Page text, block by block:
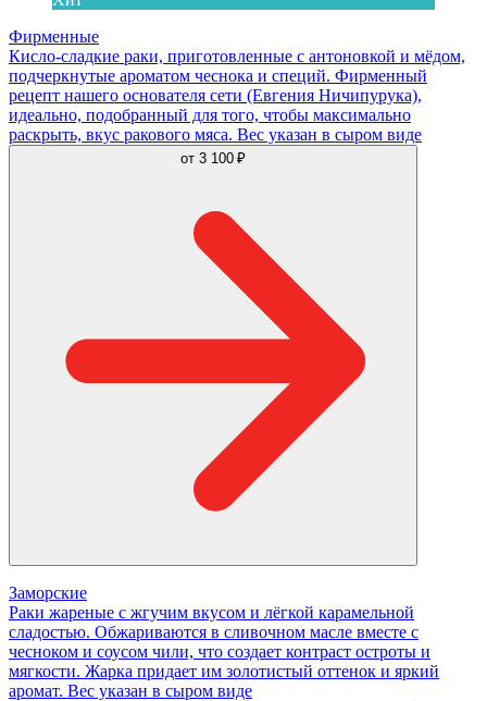
Фирменные
Кисло-сладкие раки, приготовленные с антоновкой и мёдом,
подчеркнутые ароматом чеснока и специй. Фирменный
рецепт нашего основателя сети (Евгения Ничипурука),
идеально, подобранный для того, чтобы максимально
раскрыть, вкус ракового мяса. Вес указан в сыром виде
от 3 100 ₽
Заморские
Раки жареные с жгучим вкусом и лёгкой карамельной
сладостью. Обжариваются в сливочном масле вместе с
чесноком и соусом чили, что создает контраст остроты и
мягкости. Жарка придает им золотистый оттенок и яркий
аромат. Вес указан в сыром виде